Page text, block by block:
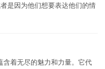
是因为他们想要表达他们的情
含着无尽的魅力和力量。它代